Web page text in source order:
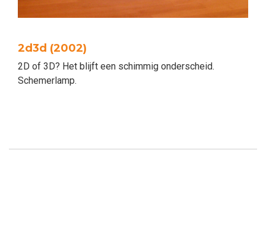
2d3d (2002)
2D of 3D? Het blijft een schimmig onderscheid.
Schemerlamp.